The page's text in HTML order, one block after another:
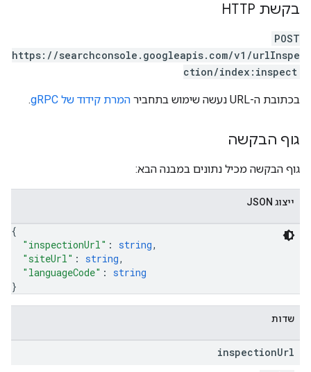
בקשת HTTP
POST
https://searchconsole.googleapis.com/v1/urlInspe
ction/index:inspect
בכתובת ה-URL נעשה שימוש בתחביר המרת קידוד של gRPC .
גוף הבקשה
גוף הבקשה מכיל נתונים במבנה הבא:
ייצוג JSON
{
"inspectionUrl" : string,
"siteUrl" : string,
"languageCode" : string
}
שדות
inspectionUrl